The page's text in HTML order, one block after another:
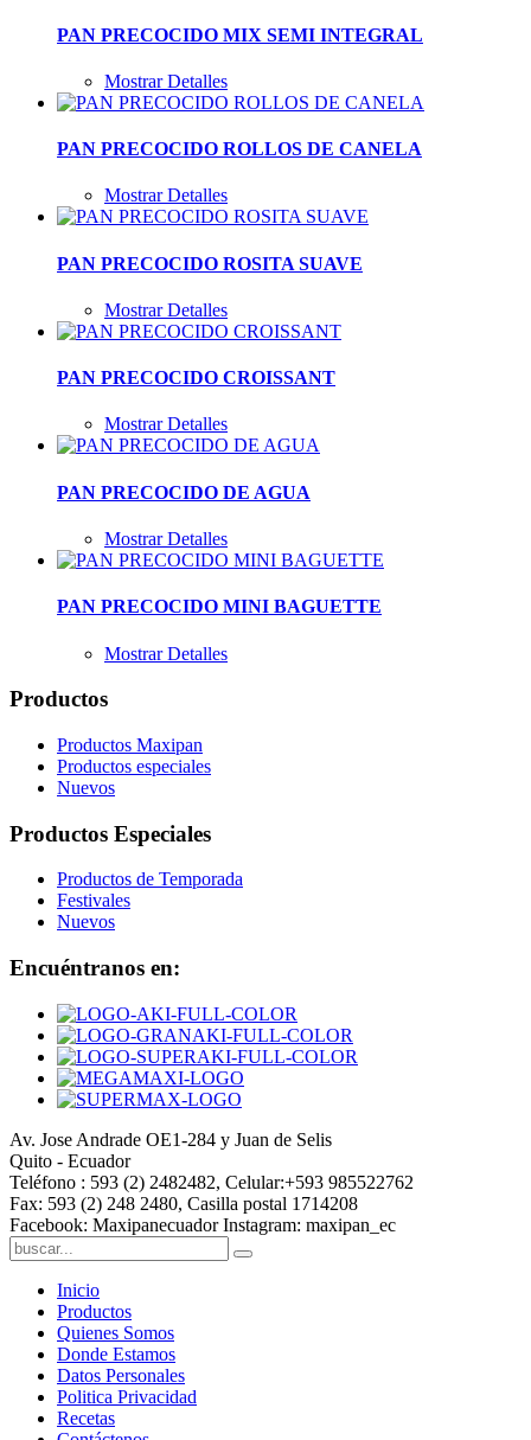
PAN PRECOCIDO MIX SEMI INTEGRAL
Mostrar Detalles
PAN PRECOCIDO ROLLOS DE CANELA
Mostrar Detalles
PAN PRECOCIDO ROSITA SUAVE
Mostrar Detalles
PAN PRECOCIDO CROISSANT
Mostrar Detalles
PAN PRECOCIDO DE AGUA
Mostrar Detalles
PAN PRECOCIDO MINI BAGUETTE
Mostrar Detalles
Productos
Productos Maxipan
Productos especiales
Nuevos
Productos Especiales
Productos de Temporada
Festivales
Nuevos
Encuéntranos en:
Av. Jose Andrade OE1-284 y Juan de Selis
Quito - Ecuador
Teléfono : 593 (2) 2482482, Celular:+593 985522762
Fax: 593 (2) 248 2480, Casilla postal 1714208
Facebook: Maxipanecuador Instagram: maxipan_ec
Inicio
Productos
Quienes Somos
Donde Estamos
Datos Personales
Politica Privacidad
Recetas